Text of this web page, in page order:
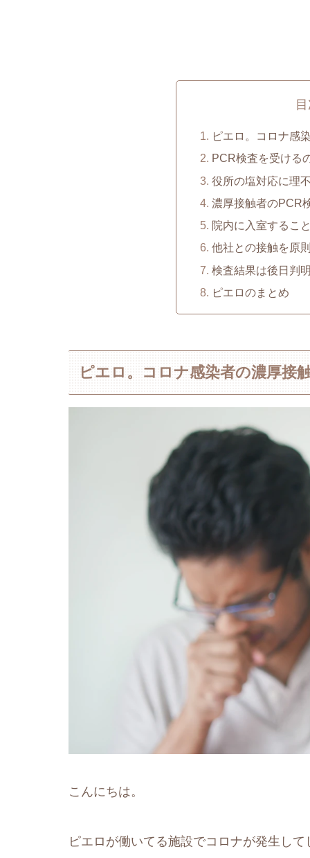
ピエロ。コロナ感
PCR検査を受ける
役所の塩対応に理
濃厚接触者のPCR
院内に入室するこ
他社との接触を原
検査結果は後日判
ピエロのまとめ
ピエロ。コロナ感染者の濃厚接
こんにちは。
ピエロが働いてる施設でコロナが発生して